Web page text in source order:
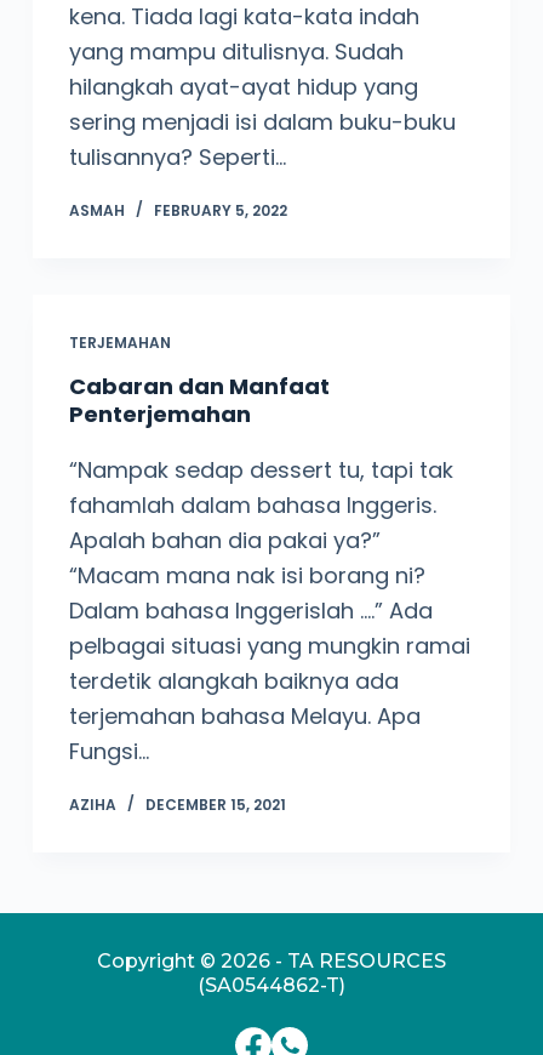
kena. Tiada lagi kata-kata indah
yang mampu ditulisnya. Sudah
hilangkah ayat-ayat hidup yang
sering menjadi isi dalam buku-buku
tulisannya? Seperti…
ASMAH FEBRUARY 5, 2022
TERJEMAHAN
Cabaran dan Manfaat
Penterjemahan
“Nampak sedap dessert tu, tapi tak
fahamlah dalam bahasa Inggeris.
Apalah bahan dia pakai ya?”
“Macam mana nak isi borang ni?
Dalam bahasa Inggerislah ….” Ada
pelbagai situasi yang mungkin ramai
terdetik alangkah baiknya ada
terjemahan bahasa Melayu. Apa
Fungsi…
AZIHA DECEMBER 15, 2021
Copyright © 2026 - TA RESOURCES
(SA0544862-T)